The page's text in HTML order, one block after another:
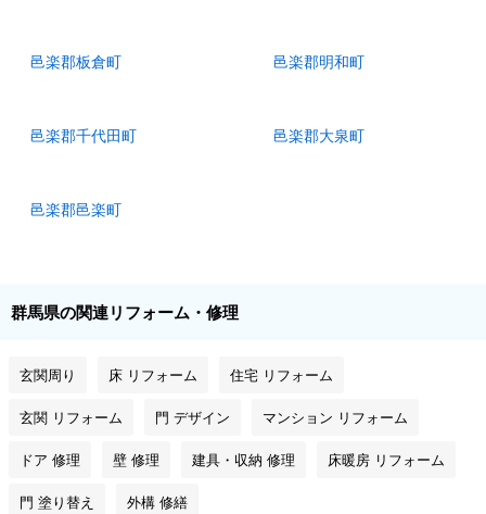
邑楽郡板倉町 邑楽郡明和町
邑楽郡千代田町 邑楽郡大泉町
邑楽郡邑楽町
群馬県の関連リフォーム・修理
玄関周り 床 リフォーム 住宅 リフォーム
玄関 リフォーム 門 デザイン マンション リフォーム
ドア 修理 壁 修理 建具・収納 修理 床暖房 リフォーム
門 塗り替え 外構 修繕